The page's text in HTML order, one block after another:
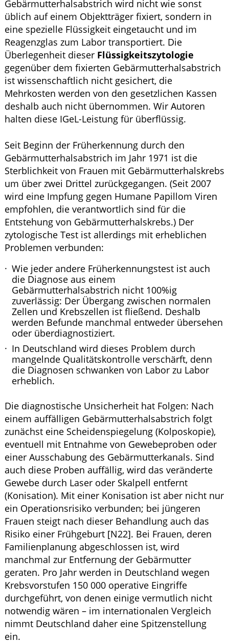
Gebärmutterhalsabstrich wird nicht wie sonst
üblich auf einem Objektträger fixiert, sondern in
eine spezielle Flüssigkeit eingetaucht und im
Reagenzglas zum Labor transportiert. Die
Überlegenheit dieser Flüssigkeitszytologie
gegenüber dem fixierten Gebärmutterhalsabstrich
ist wissenschaftlich nicht gesichert, die
Mehrkosten werden von den gesetzlichen Kassen
deshalb auch nicht übernommen. Wir Autoren
halten diese IGeL-Leistung für überflüssig.
Seit Beginn der Früherkennung durch den
Gebärmutterhalsabstrich im Jahr 1971 ist die
Sterblichkeit von Frauen mit Gebärmutterhalskrebs
um über zwei Drittel zurückgegangen. (Seit 2007
wird eine Impfung gegen Humane Papillom Viren
empfohlen, die verantwortlich sind für die
Entstehung von Gebärmutterhalskrebs.) Der
zytologische Test ist allerdings mit erheblichen
Problemen verbunden:
Wie jeder andere Früherkennungstest ist auch
die Diagnose aus einem
Gebärmutterhalsabstrich nicht 100%ig
zuverlässig: Der Übergang zwischen normalen
Zellen und Krebszellen ist fließend. Deshalb
werden Befunde manchmal entweder übersehen
oder überdiagnostiziert.
In Deutschland wird dieses Problem durch
mangelnde Qualitätskontrolle verschärft, denn
die Diagnosen schwanken von Labor zu Labor
erheblich.
Die diagnostische Unsicherheit hat Folgen: Nach
einem auffälligen Gebärmutterhalsabstrich folgt
zunächst eine Scheidenspiegelung (Kolposkopie),
eventuell mit Entnahme von Gewebeproben oder
einer Ausschabung des Gebärmutterkanals. Sind
auch diese Proben auffällig, wird das veränderte
Gewebe durch Laser oder Skalpell entfernt
(Konisation). Mit einer Konisation ist aber nicht nur
ein Operationsrisiko verbunden; bei jüngeren
Frauen steigt nach dieser Behandlung auch das
Risiko einer Frühgeburt [N22]. Bei Frauen, deren
Familienplanung abgeschlossen ist, wird
manchmal zur Entfernung der Gebärmutter
geraten. Pro Jahr werden in Deutschland wegen
Krebsvorstufen 150 000 operative Eingriffe
durchgeführt, von denen einige vermutlich nicht
notwendig wären – im internationalen Vergleich
nimmt Deutschland daher eine Spitzenstellung
ein.